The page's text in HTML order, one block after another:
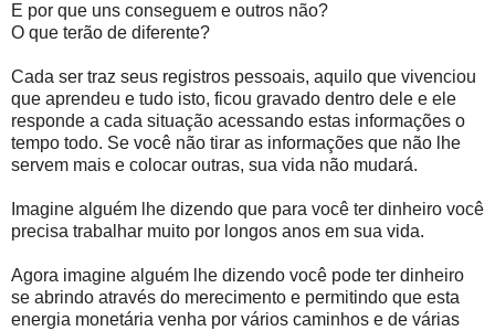
E por que uns conseguem e outros não?
O que terão de diferente?
Cada ser traz seus registros pessoais, aquilo que vivenciou
que aprendeu e tudo isto, ficou gravado dentro dele e ele
responde a cada situação acessando estas informações o
tempo todo. Se você não tirar as informações que não lhe
servem mais e colocar outras, sua vida não mudará.
Imagine alguém lhe dizendo que para você ter dinheiro você
precisa trabalhar muito por longos anos em sua vida.
Agora imagine alguém lhe dizendo você pode ter dinheiro
se abrindo através do merecimento e permitindo que esta
energia monetária venha por vários caminhos e de várias